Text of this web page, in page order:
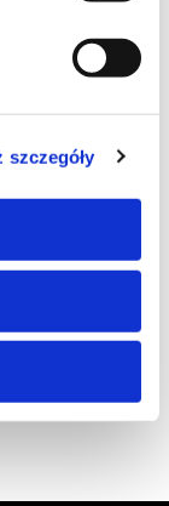
szczegóły
na stronie
są
a także